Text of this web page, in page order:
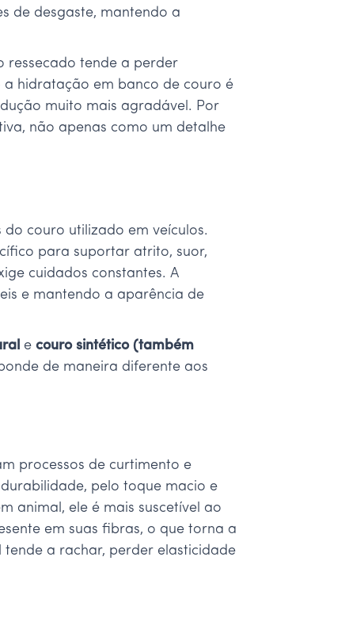
de desgaste, mantendo a
ressecado tende a perder
hidratação em banco de couro é
muito mais agradável. Por
não apenas como um detalhe
couro utilizado em veículos.
para suportar atrito, suor,
cuidados constantes. A
e mantendo a aparência de
ecouro sintético (também
de maneira diferente aos
processos de curtimento e
pelo toque macio e
animal, ele é mais suscetível ao
em suas fibras, o que torna a
a rachar, perder elasticidade